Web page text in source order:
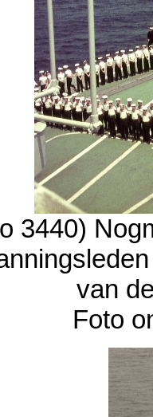
3440)
van
Foto